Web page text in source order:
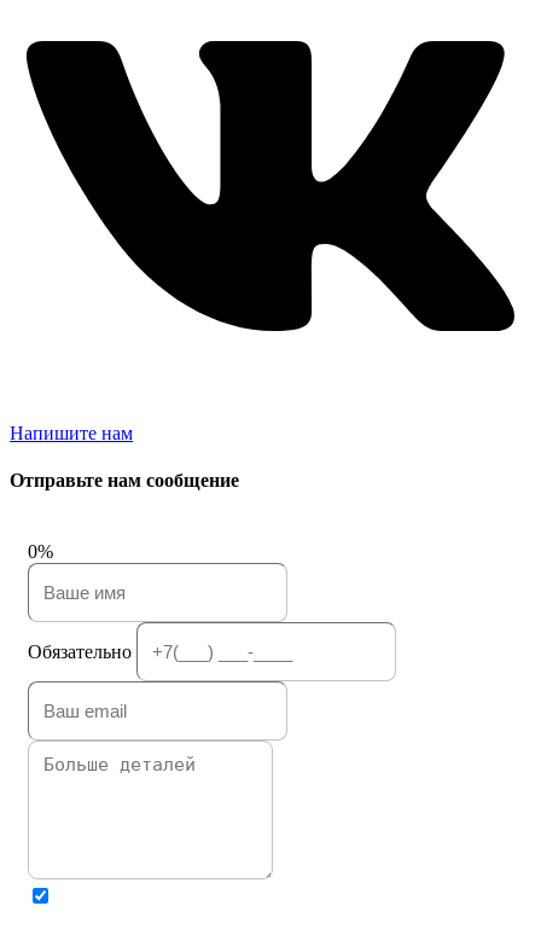
Напишите нам
Отправьте нам сообщение
0%
Обязательно